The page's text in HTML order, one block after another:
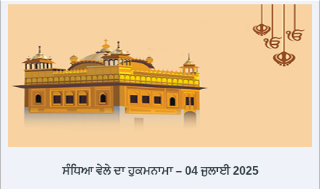
ਸੰਧਿਆ ਵੇਲੇ ਦਾ ਹੁਕਮਨਾਮਾ – 04 ਜੁਲਾਈ 2025